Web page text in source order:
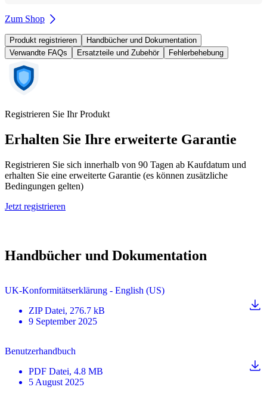
Zum Shop
Produkt registrieren
Handbücher und Dokumentation
Verwandte FAQs
Ersatzteile und Zubehör Fehlerbehebung
Registrieren Sie Ihr Produkt
Erhalten Sie Ihre erweiterte Garantie
Registrieren Sie sich innerhalb von 90 Tagen ab Kaufdatum und
erhalten Sie eine erweiterte Garantie (es können zusätzliche
Bedingungen gelten)
Jetzt registrieren
Handbücher und Dokumentation
UK-Konformitätserklärung - English (US)
ZIP Datei, 276.7 kB
9 September 2025
Benutzerhandbuch
PDF Datei, 4.8 MB
5 August 2025